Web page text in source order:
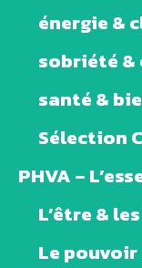
énergie &
sobriété
santé &
Sélection
PHVA –
L’être &
Le